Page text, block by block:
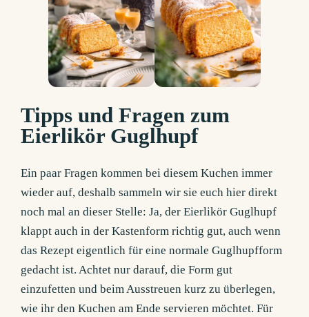
Tipps und Fragen zum
Eierlikör Guglhupf
Ein paar Fragen kommen bei diesem Kuchen immer
wieder auf, deshalb sammeln wir sie euch hier direkt
noch mal an dieser Stelle: Ja, der Eierlikör Guglhupf
klappt auch in der Kastenform richtig gut, auch wenn
das Rezept eigentlich für eine normale Guglhupfform
gedacht ist. Achtet nur darauf, die Form gut
einzufetten und beim Ausstreuen kurz zu überlegen,
wie ihr den Kuchen am Ende servieren möchtet. Für